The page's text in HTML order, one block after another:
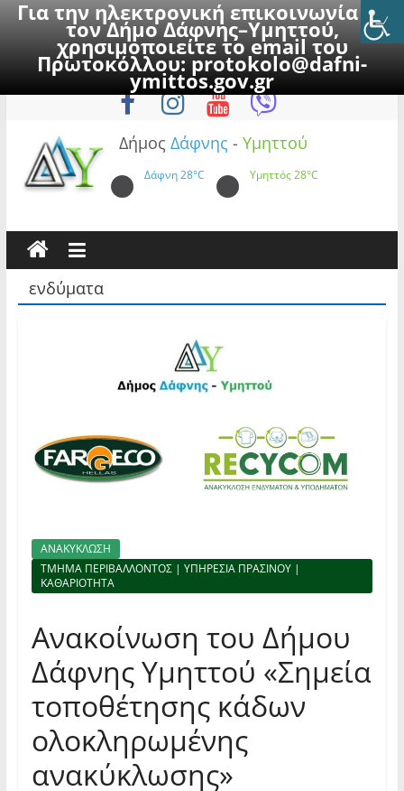
Για την ηλεκτρονική επικοινωνία με
τον Δήμο Δάφνης–Υμηττού,
χρησιμοποιείτε το email του
Πρωτοκόλλου:protokolo@dafni-
ymittos.gov.gr
to
Πέμπτη, 6 Αυγούστου 2026
Δήμος Δάφνης - Υμηττού
Δάφνη28°C Υμηττός28°C
ενδύματα
ΑΝΑΚΥΚΛΩΣΗ
ΤΜΗΜΑ ΠΕΡΙΒΑΛΛΟΝΤΟΣ | ΥΠΗΡΕΣΙΑ ΠΡΑΣΙΝΟΥ |
ΚΑΘΑΡΙΟΤΗΤΑ
Ανακοίνωση του Δήμου
Δάφνης Υμηττού «Σημεία
τοποθέτησης κάδων
ολοκληρωμένης
ανακύκλωσης»